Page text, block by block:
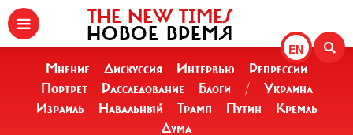
EN
THE NEW TIMES
НОВОЕ ВРЕМЯ
Мнение Дискуссия Интервью
Репрессии
Портрет
Расследование Блоги /
Украина
Израиль
Навальный Трамп Путин
Кремль
Дума